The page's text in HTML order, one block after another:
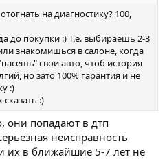
на диагностику? 100,
до покупки :) Т.е. выбираешь 2-3
знакомишься в салоне, когда
свои авто, чтоб история
но зато 100% гарантия и не
:)
:)
они попадают в дтп
неисправность
их в ближайшие 5-7 лет не